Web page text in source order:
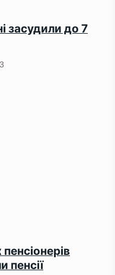
засудили до 7
пенсії